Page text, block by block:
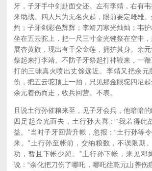
牙，子牙手中剑赴面交还。左有李靖，右有
来助战。四人只为无名火起，眼前要定雌雄
灼；子牙剑彩色辉辉；李靖刀寒光灿灿；韦
坐在五云驼上，把一尺三寸金光锉祭在空中
展杏黄旗，现出有千朵金莲，拥护其身。余
祭起来打李靖。不防子牙祭起打神鞭来，一
打的三昧真火喷出丈馀远近。李靖又把余元
伤，把五云驼顶上一拍，只见那金眼驼四足
余元着伤而走，收兵回营。不表。
且说土行孙催粮来至，见子牙会兵，他暗暗
四足起金光而去，土行孙大喜：“我若得此
益。”当时子牙回营升帐，忽报：“土行孙等
来。”土行孙至帐前，交纳粮数，不误限期
功，暂且下帐少憩。”土行孙下帐，来见邓
说：“余化把刀伤了哪吒，哪吒往乾元山养伤